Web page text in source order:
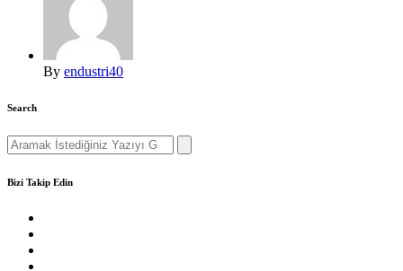
By endustri40
Search
Search
for:
Bizi Takip Edin